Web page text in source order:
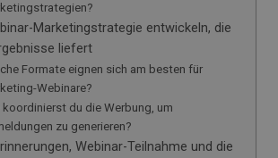
Marketingstrategie entwickeln, die
liefert
Formate eignen sich am besten für
Webinare?
koordinierst du die Werbung, um
zu generieren?
Webinar-Teilnahme und die